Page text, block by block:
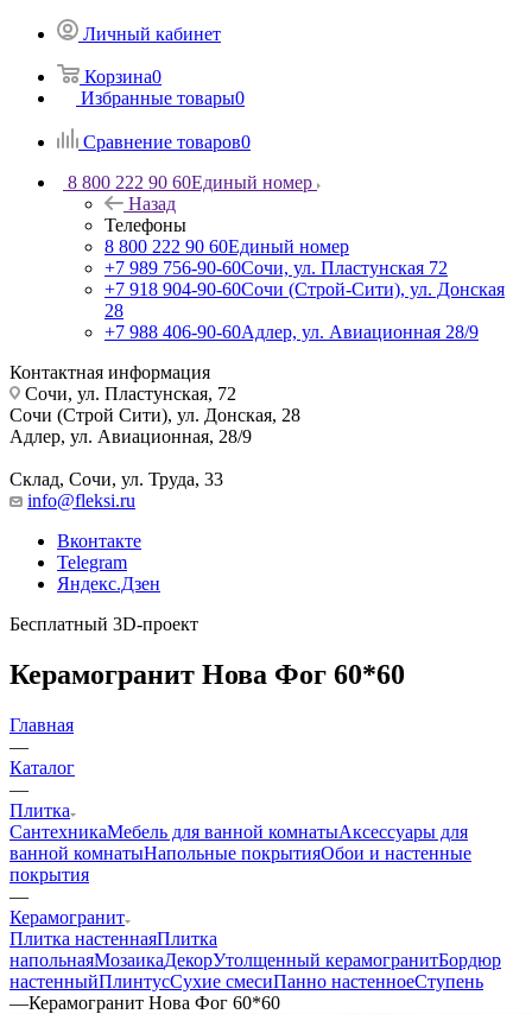
Личный кабинет
Корзина0
Избранные товары0
Сравнение товаров0
8 800 222 90 60Единый номер
Назад
Телефоны
8 800 222 90 60Единый номер
+7 989 756-90-60Сочи, ул. Пластунская 72
+7 918 904-90-60Сочи (Строй-Сити), ул. Донская
28
+7 988 406-90-60Адлер, ул. Авиационная 28/9
Контактная информация
Сочи, ул. Пластунская, 72
Сочи (Строй Сити), ул. Донская, 28
Адлер, ул. Авиационная, 28/9
Склад, Сочи, ул. Труда, 33
info@fleksi.ru
Вконтакте
Telegram
Яндекс.Дзен
Бесплатный 3D-проект
Керамогранит Нова Фог 60*60
Главная
—
Каталог
—
Плитка
СантехникаМебель для ванной комнатыАксессуары для
ванной комнатыНапольные покрытияОбои и настенные
покрытия
—
Керамогранит
Плитка настеннаяПлитка
напольнаяМозаикаДекорУтолщенный керамогранитБордюр
настенныйПлинтусСухие смесиПанно настенноеСтупень
—Керамогранит Нова Фог 60*60